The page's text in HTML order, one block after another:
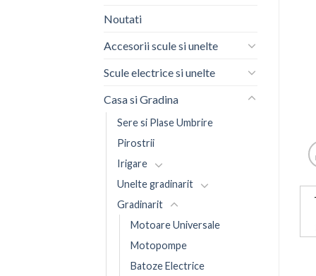
Noutati
Accesorii scule si unelte
Scule electrice si unelte
Casa si Gradina
Sere si Plase Umbrire
Pirostrii
Irigare
Unelte gradinarit
Gradinarit
Motoare Universale
Motopompe
Batoze Electrice